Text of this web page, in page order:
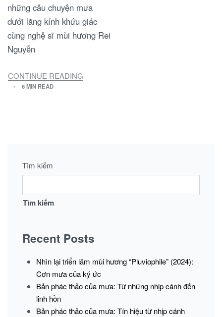
HƯƠNG
PLUVIOPHILE
–
KẺ
YÊU
MƯA
EXHIBITION
BY
những câu chuyện mưa
dưới lăng kính khứu giác
cùng nghệ sĩ mùi hương Rei
Nguyễn
CONTINUE READING
TRIỂN
LÃM
MƯA
A
EXHIBITION
NGUYỄN
6 MIN READ
Tìm kiếm
Tìm kiếm
Recent Posts
Nhìn lại triển lãm mùi hương “Pluviophile” (2024):
Cơn mưa của ký ức
Bản phác thảo của mưa: Từ những nhịp cánh đến
linh hồn
Bản phác thảo của mưa: Tín hiệu từ nhịp cánh